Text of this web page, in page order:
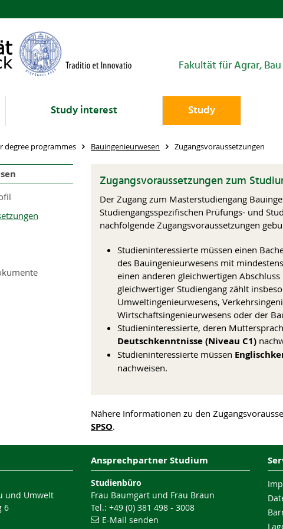
Fakultät für Agrar,
Study interest Study
degree programmes Bauingenieurwesen Zugangsvoraussetzungen
Zugangsvoraussetzungen zum
Der Zugang zum Masterstudiengang
Studiengangsspezifischen Prüfungs- und
nachfolgende Zugangsvoraussetzungen
Studieninteressierte müssen einen
des Bauingenieurwesens mit
einen anderen gleichwertigen
gleichwertiger Studiengang zählt
Umweltingenieurwesens,
Wirtschaftsingenieurwesens oder der
Studieninteressierte, deren
Deutschkenntnisse (Niveau C1)
Studieninteressierte müssen
nachweisen.
Nähere Informationen zu den
SPSO.
und Umwelt
6
Ansprechpartner Studium
Studienbüro
Frau Baumgart und Frau Braun
Tel.: +49 (0) 381 498 - 3008
E-Mail senden